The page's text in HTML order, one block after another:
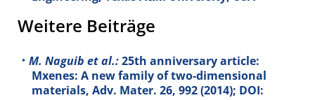
Weitere Beiträge
M. Naguib et al.:25th anniversary article:
Mxenes: A new family of two-dimensional
materials, Adv. Mater. 26, 992 (2014); DOI: